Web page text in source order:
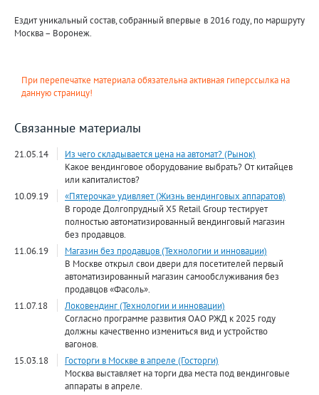
Ездит уникальный состав, собранный впервые в 2016 году, по маршруту
Москва – Воронеж.
При перепечатке материала обязательна активная гиперссылка на
данную страницу!
Связанные материалы
21.05.14
Из чего складывается цена на автомат? (Рынок)
Какое вендинговое оборудование выбрать? От китайцев
или капиталистов?
10.09.19
«Пятерочка» удивляет (Жизнь вендинговых аппаратов)
В городе Долгопрудный X5 Retail Group тестирует
полностью автоматизированный вендинговый магазин
без продавцов.
11.06.19
Магазин без продавцов (Технологии и инновации)
В Москве открыл свои двери для посетителей первый
автоматизированный магазин самообслуживания без
продавцов «Фасоль».
11.07.18
Локовендинг (Технологии и инновации)
Согласно программе развития ОАО РЖД к 2025 году
должны качественно измениться вид и устройство
вагонов.
15.03.18
Госторги в Москве в апреле (Госторги)
Москва выставляет на торги два места под вендинговые
аппараты в апреле.